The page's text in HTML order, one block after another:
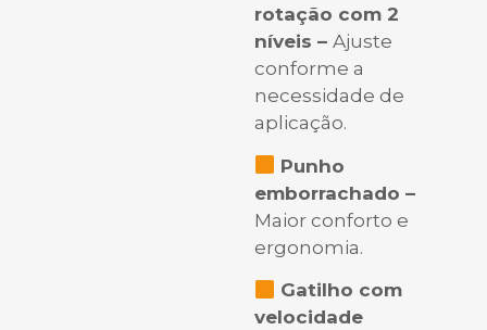
rotação com 2
níveis – Ajuste
conforme a
necessidade de
aplicação.
Punho
emborrachado –
Maior conforto e
ergonomia.
Gatilho com
velocidade